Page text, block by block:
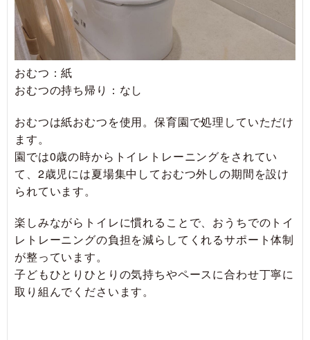
おむつ：紙
おむつの持ち帰り：なし
おむつは紙おむつを使用。保育園で処理していただけ
ます。
園では0歳の時からトイレトレーニングをされてい
て、2歳児には夏場集中しておむつ外しの期間を設け
られています。
楽しみながらトイレに慣れることで、おうちでのトイ
レトレーニングの負担を減らしてくれるサポート体制
が整っています。
子どもひとりひとりの気持ちやペースに合わせ丁寧に
取り組んでくださいます。